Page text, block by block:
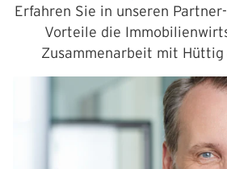
Erfahren Sie in unseren
Vorteile die
Zusammenarbeit mit Hüttig